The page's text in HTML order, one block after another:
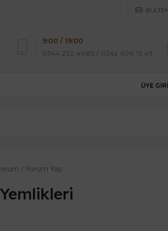
9:00 / 19:00
0544 232 4085 / 0242 606 15 49
ÜYE
/ Yorum Yap